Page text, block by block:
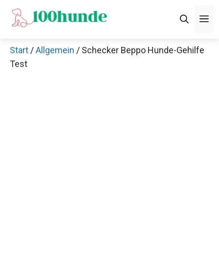
Zum
Inhalt
Start /Allgemein / Schecker Beppo Hunde-Gehilfe
Test